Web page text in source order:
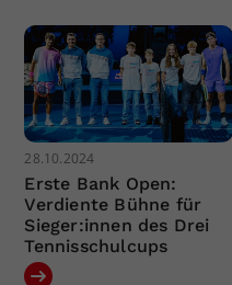
28.10.2024
Erste Bank Open:
Verdiente Bühne für
Sieger:innen des Drei
Tennisschulcups